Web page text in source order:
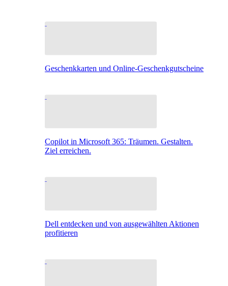
Geschenkkarten und Online-Geschenkgutscheine
Copilot in Microsoft 365: Träumen. Gestalten.
Ziel erreichen.
Dell entdecken und von ausgewählten Aktionen
profitieren